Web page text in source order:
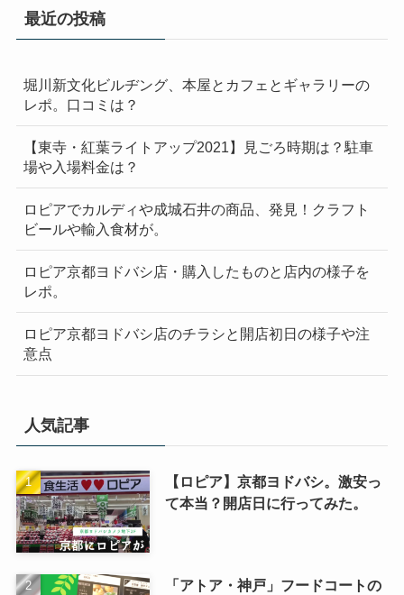
最近の投稿
堀川新文化ビルヂング、本屋とカフェとギャラリーの
レポ。口コミは？
【東寺・紅葉ライトアップ2021】見ごろ時期は？駐車
場や入場料金は？
ロピアでカルディや成城石井の商品、発見！クラフト
ビールや輸入食材が。
ロピア京都ヨドバシ店・購入したものと店内の様子を
レポ。
ロピア京都ヨドバシ店のチラシと開店初日の様子や注
意点
人気記事
【ロピア】京都ヨドバシ。激安っ
て本当？開店日に行ってみた。
「アトア・神戸」フードコートの